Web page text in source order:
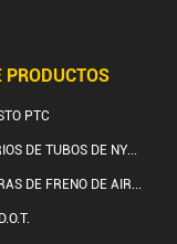
PRODUCTOS
PTC
DE TUBOS DE NY...
DE FRENO DE AIR...